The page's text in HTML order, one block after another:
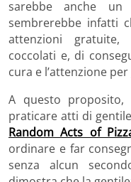
sarebbe anche
sembrerebbe infatti
attenzioni
coccolati e, di
cura e l’attenzione
A questo
praticare atti di
Random Acts of
ordinare e far
senza alcun